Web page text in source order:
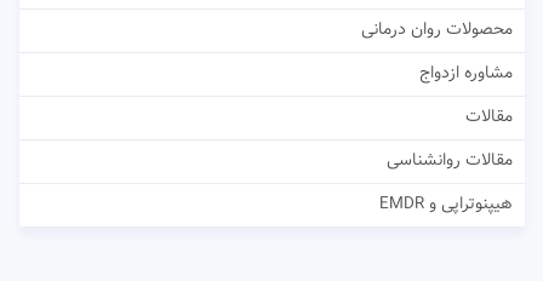
محصولات روان درمانی
مشاوره ازدواج
مقالات
مقالات روانشناسی
هیپنوتراپی و EMDR